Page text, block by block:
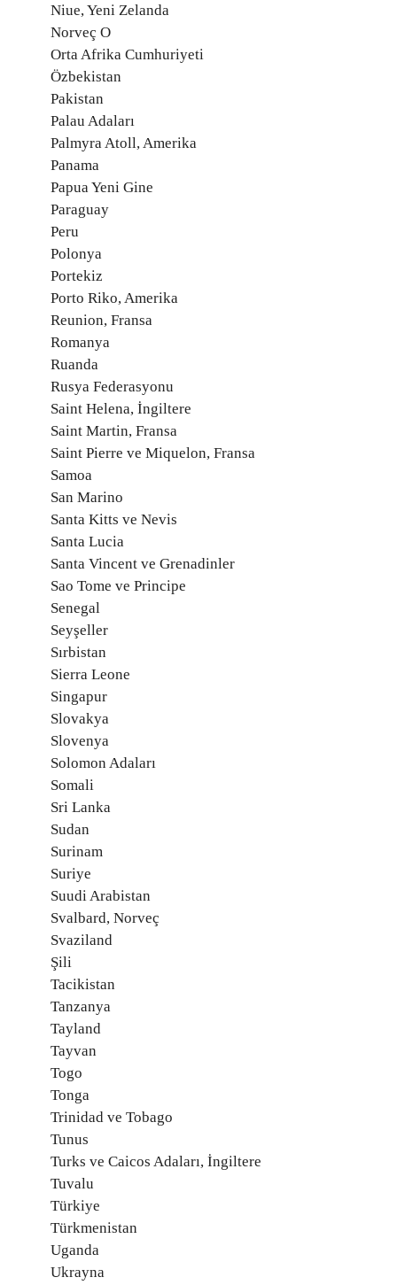
Niue, Yeni Zelanda
Norveç O
Orta Afrika Cumhuriyeti
Özbekistan
Pakistan
Palau Adaları
Palmyra Atoll, Amerika
Panama
Papua Yeni Gine
Paraguay
Peru
Polonya
Portekiz
Porto Riko, Amerika
Reunion, Fransa
Romanya
Ruanda
Rusya Federasyonu
Saint Helena, İngiltere
Saint Martin, Fransa
Saint Pierre ve Miquelon, Fransa
Samoa
San Marino
Santa Kitts ve Nevis
Santa Lucia
Santa Vincent ve Grenadinler
Sao Tome ve Principe
Senegal
Seyşeller
Sırbistan
Sierra Leone
Singapur
Slovakya
Slovenya
Solomon Adaları
Somali
Sri Lanka
Sudan
Surinam
Suriye
Suudi Arabistan
Svalbard, Norveç
Svaziland
Şili
Tacikistan
Tanzanya
Tayland
Tayvan
Togo
Tonga
Trinidad ve Tobago
Tunus
Turks ve Caicos Adaları, İngiltere
Tuvalu
Türkiye
Türkmenistan
Uganda
Ukrayna